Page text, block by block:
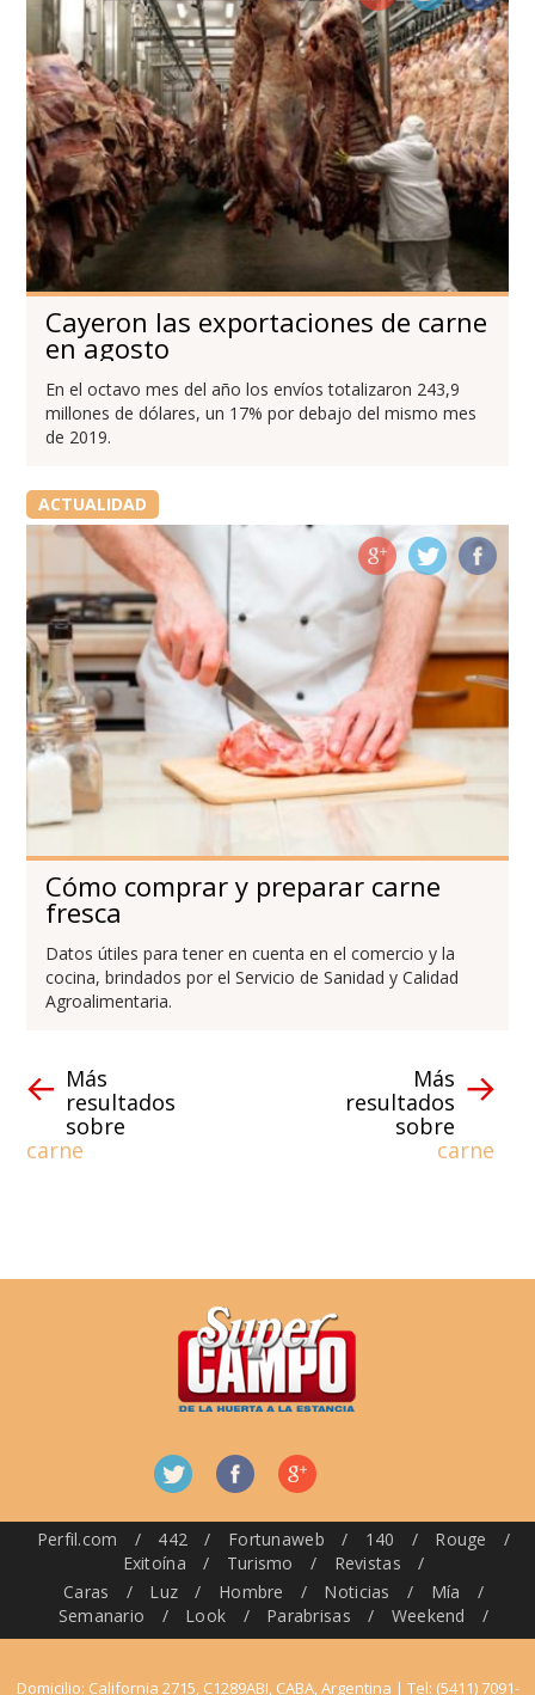
Cayeron las exportaciones de carne
en agosto
En el octavo mes del año los envíos totalizaron 243,9
millones de dólares, un 17% por debajo del mismo mes
de 2019.
ACTUALIDAD
Cómo comprar y preparar carne
fresca
Datos útiles para tener en cuenta en el comercio y la
cocina, brindados por el Servicio de Sanidad y Calidad
Agroalimentaria.
Más
resultados
sobre
carne
Más
resultados
sobre
carne
Perfil.com / 442 / Fortunaweb / 140 / Rouge
/
Exitoína
/ Turismo / Revistas
/
Caras
/ Luz / Hombre / Noticias / Mía
/
Semanario
/ Look / Parabrisas / Weekend /
Domicilio: California 2715, C1289ABI, CABA, Argentina | Tel: (5411) 7091-